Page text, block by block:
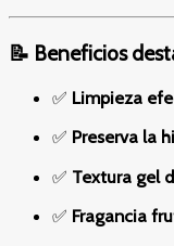
📝 Beneficios
✅ Limpieza
✅ Preserva la
✅ Textura gel
✅ Fragancia